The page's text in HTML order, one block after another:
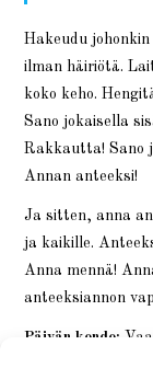
Hakeudu
ilman häiriötä.
koko keho.
Sano jokaisella
Rakkautta! Sano
Annan anteeksi!
Ja sitten, anna
ja kaikille.
Anna mennä!
anteeksiannon
Päivän kondo:
myös kengät.